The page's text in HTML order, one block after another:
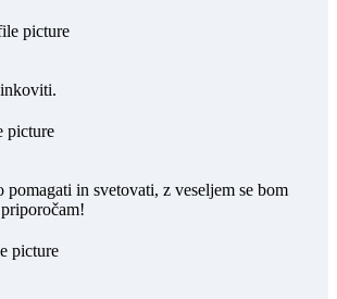
pomagati in svetovati, z veseljem se bom